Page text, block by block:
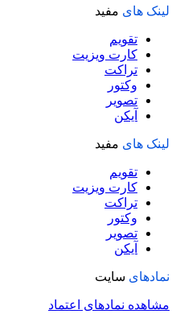
لینک های مفید
تقویم
کارت ویزیت
تراکت
وکتور
تصویر
آیکن
لینک های مفید
تقویم
کارت ویزیت
تراکت
وکتور
تصویر
آیکن
نمادهای سایت
مشاهده نمادهای اعتماد